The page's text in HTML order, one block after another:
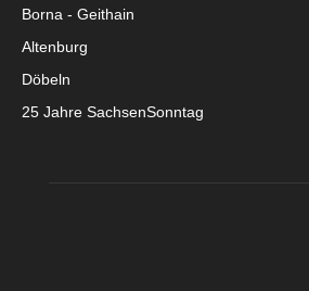
Borna - Geithain
Altenburg
Döbeln
25 Jahre SachsenSonntag